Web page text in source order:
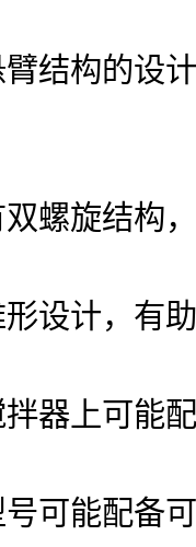
结构的设
螺旋结构
设计，有
器上可能
可能配备